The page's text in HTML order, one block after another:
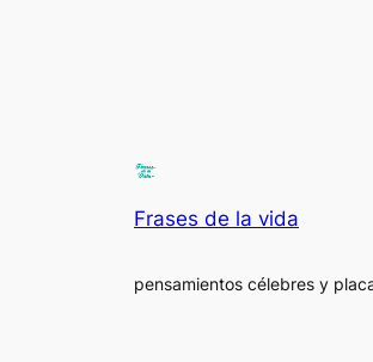
Frases de la vida
pensamientos célebres y